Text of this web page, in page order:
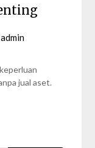
admin
jual aset.